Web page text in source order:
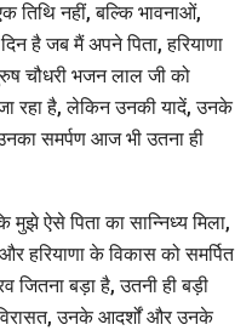
तिथि नहीं, बल्कि भावनाओं,
है जब मैं अपने पिता, हरियाणा
चौधरी भजन लाल जी को
रहा है, लेकिन उनकी यादें, उनके
समर्पण आज भी उतना ही
ऐसे पिता का सान्निध्य मिला,
हरियाणा के विकास को समर्पित
जितना बड़ा है, उतनी ही बड़ी
उनके आदर्शों और उनके